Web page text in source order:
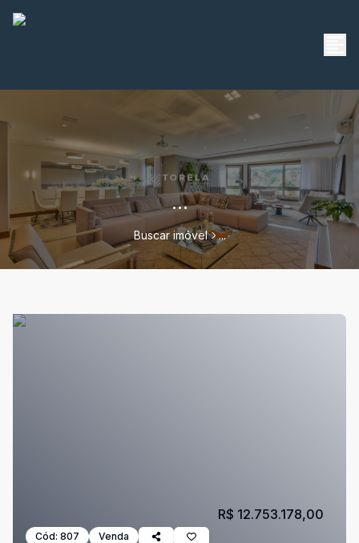
...
Buscar imóvel ...
Cód: 807 Venda
R$ 12.753.178,00